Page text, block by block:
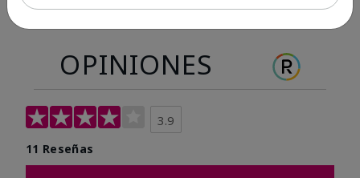
OPINIONES
3.9
11 Reseñas